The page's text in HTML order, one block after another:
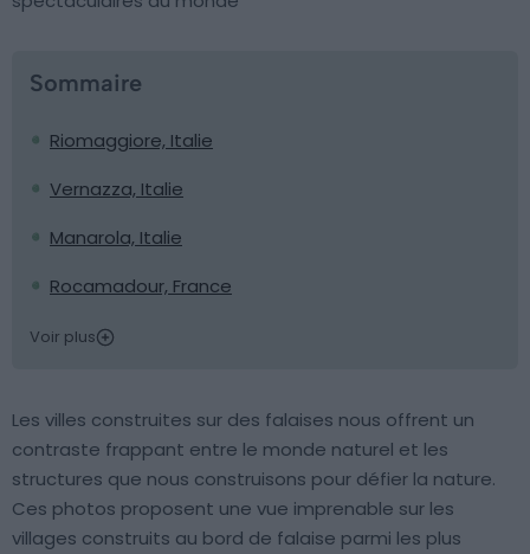
Sommaire
Riomaggiore, Italie
Vernazza, Italie
Manarola, Italie
Rocamadour, France
Voir plus
Les villes construites sur des falaises nous offrent un
contraste frappant entre le monde naturel et les
structures que nous construisons pour défier la nature.
Ces photos proposent une vue imprenable sur les
villages construits au bord de falaise parmi les plus